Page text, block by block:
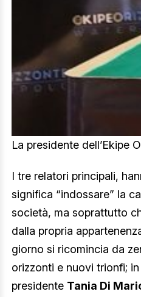
La presidente dell’Ekipe
I tre relatori principali,
significa “indossare” la
società, ma soprattutto
dalla propria
giorno si ricomincia da
orizzonti e nuovi trionfi;
presidente Tania Di